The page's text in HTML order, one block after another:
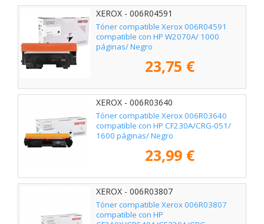
XEROX - 006R04591
Tóner compatible Xerox 006R04591
compatible con HP W2070A/ 1000
páginas/ Negro
23,75 €
XEROX - 006R03640
Tóner compatible Xerox 006R03640
compatible con HP CF230A/CRG-051/
1600 páginas/ Negro
23,99 €
XEROX - 006R03807
Tóner compatible Xerox 006R03807
compatible con HP